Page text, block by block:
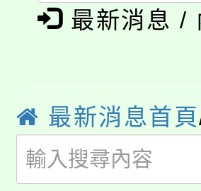
場熱烈登場!
8/21下午1時
局官網。
8月14至27
開!
115年桃園
田徑場及游
桃園市低收
最新消息 /
最新消息首頁